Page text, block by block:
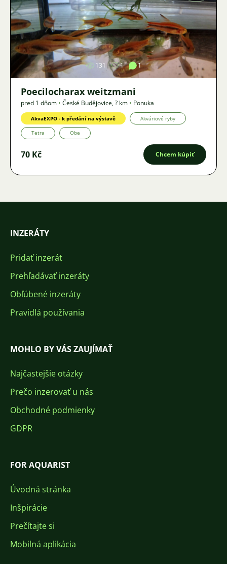
Obrázok
131 1 1
Poecilocharax weitzmani
pred 1 dňom • České Budějovice,? km • Ponuka
AkvaEXPO - k předání na výstavě Akváriové ryby
Tetra Obe
70 Kč Chcem kúpiť
INZERÁTY
Pridať inzerát
Prehľadávať inzeráty
Obľúbené inzeráty
Pravidlá používania
MOHLO BY VÁS ZAUJÍMAŤ
Najčastejšie otázky
Prečo inzerovať u nás
Obchodné podmienky
GDPR
FOR AQUARIST
Úvodná stránka
Inšpirácie
Prečítajte si
Mobilná aplikácia